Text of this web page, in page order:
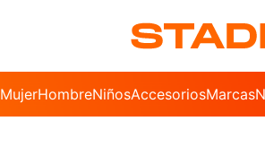
MujerHombreNiñosAccesoriosMarcas